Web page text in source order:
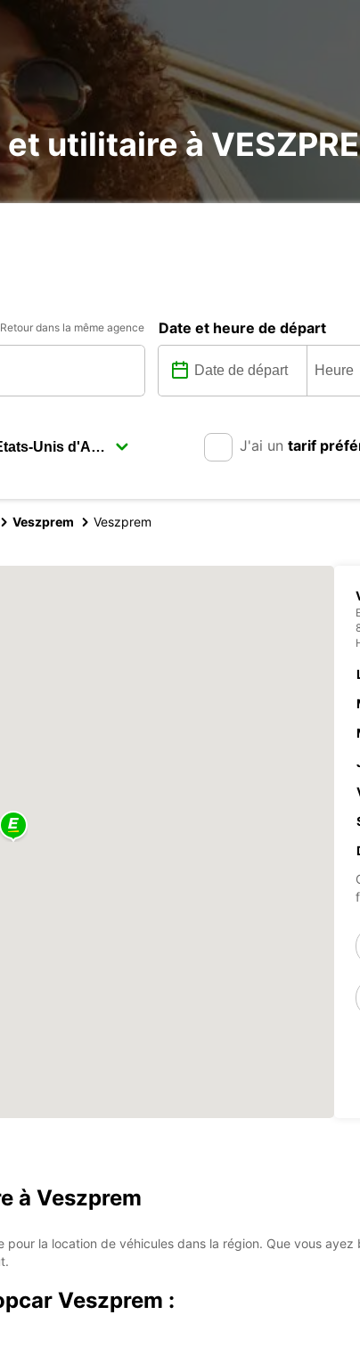
utilitaire à
Retour dans la même agence Date et heure de départ
J'ai un tarif
Veszprem Veszprem
à Veszprem
la location de véhicules dans la région. Que vous
Veszprem :